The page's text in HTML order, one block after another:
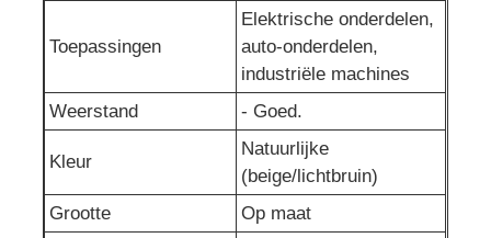
Toepassingen
Elektrische onderdelen,
auto-onderdelen,
industriële machines
Weerstand
- Goed.
Kleur
Natuurlijke
(beige/lichtbruin)
Grootte
Op maat